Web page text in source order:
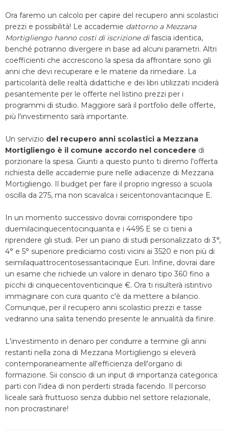
Ora faremo un calcolo per capire del recupero anni scolastici
prezzi e possibilità! Le accademie dattorno a Mezzana
Mortigliengo hanno costi di iscrizione difascia identica,
benché potranno divergere in base ad alcuni parametri. Altri
coefficienti che accrescono la spesa da affrontare sono gli
anni che devi recuperare e le materie da rimediare. La
particolarità delle realtà didattiche e dei libri utilizzati inciderà
pesantemente per le offerte nel listino prezzi per i
programmi di studio. Maggiore sarà il portfolio delle offerte,
più l'investimento sarà importante.
Un servizio del recupero anni scolastici a Mezzana
Mortigliengo è il comune accordo nel concedere di
porzionare la spesa. Giunti a questo punto ti diremo l'offerta
richiesta delle accademie pure nelle adiacenze di Mezzana
Mortigliengo. Il budget per fare il proprio ingresso a scuola
oscilla da 275, ma non scavalca i seicentonovantacinque E.
In un momento successivo dovrai corrispondere tipo
duemilacinquecentocinquanta e i 4495 E se ci tieni a
riprendere gli studi. Per un piano di studi personalizzato di 3°,
4° e 5° superiore prediciamo costi vicini ai 3520 e non più di
seimilaquattrocentosessantacinque Euri. Infine, dovrai dare
un esame che richiede un valore in denaro tipo 360 fino a
picchi di cinquecentoventicinque €. Ora ti risulterà istintivo
immaginare con cura quanto c'è da mettere a bilancio.
Comunque, per il recupero anni scolastici prezzi e tasse
vedranno una salita tenendo presente le annualità da finire.
L'investimento in denaro per condurre a termine gli anni
restanti nella zona di Mezzana Mortigliengo si eleverà
contemporaneamente all'efficienza dell'organo di
formazione. Sii conscio di un input di importanza categorica:
parti con l'idea di non perderti strada facendo. Il percorso
liceale sarà fruttuoso senza dubbio nel settore relazionale,
non procrastinare!